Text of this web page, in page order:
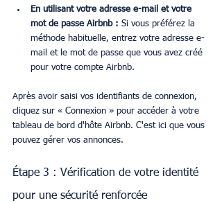
En utilisant votre adresse e-mail et votre
mot de passe Airbnb : Si vous préférez la
méthode habituelle, entrez votre adresse e-
mail et le mot de passe que vous avez créé
pour votre compte Airbnb.
Après avoir saisi vos identifiants de connexion,
cliquez sur « Connexion » pour accéder à votre
tableau de bord d'hôte Airbnb. C'est ici que vous
pouvez gérer vos annonces.
Étape 3 : Vérification de votre identité
pour une sécurité renforcée